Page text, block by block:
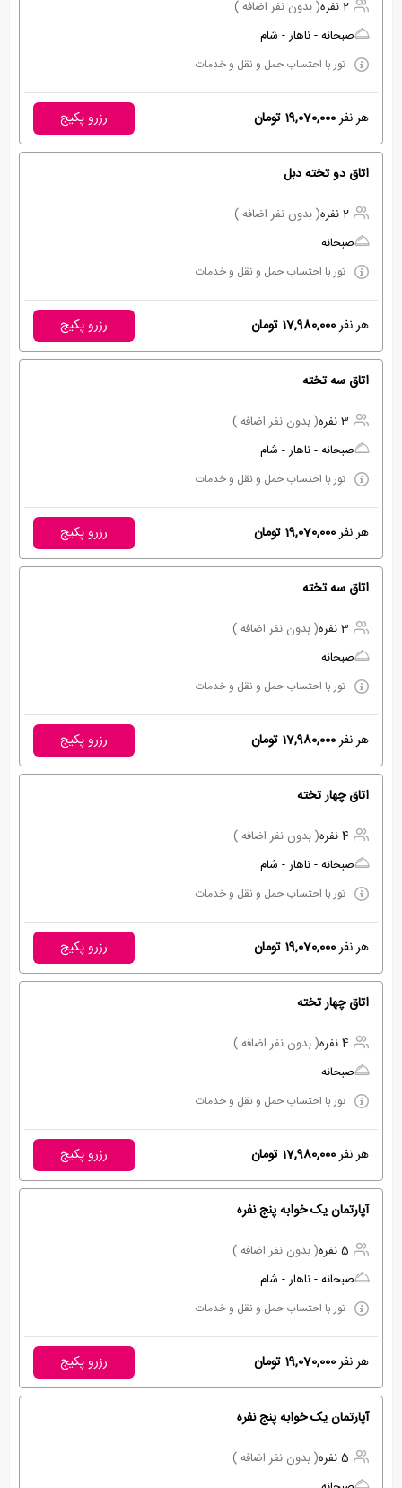
2 نفره
( بدون نفر اضافه )
صبحانه - ناهار - شام
تور با احتساب حمل و نقل و خدمات
هر نفر19,070,000 تومان رزرو پکیج
اتاق دو تخته دبل
2 نفره
( بدون نفر اضافه )
صبحانه
تور با احتساب حمل و نقل و خدمات
هر نفر17,980,000 تومان رزرو پکیج
اتاق سه تخته
3 نفره
( بدون نفر اضافه )
صبحانه - ناهار - شام
تور با احتساب حمل و نقل و خدمات
هر نفر19,070,000 تومان رزرو پکیج
اتاق سه تخته
3 نفره
( بدون نفر اضافه )
صبحانه
تور با احتساب حمل و نقل و خدمات
هر نفر17,980,000 تومان رزرو پکیج
اتاق چهار تخته
4 نفره
( بدون نفر اضافه )
صبحانه - ناهار - شام
تور با احتساب حمل و نقل و خدمات
هر نفر19,070,000 تومان رزرو پکیج
اتاق چهار تخته
4 نفره
( بدون نفر اضافه )
صبحانه
تور با احتساب حمل و نقل و خدمات
هر نفر17,980,000 تومان رزرو پکیج
آپارتمان یک خوابه پنج نفره
5 نفره
( بدون نفر اضافه )
صبحانه - ناهار - شام
تور با احتساب حمل و نقل و خدمات
هر نفر19,070,000 تومان رزرو پکیج
آپارتمان یک خوابه پنج نفره
5 نفره
( بدون نفر اضافه )